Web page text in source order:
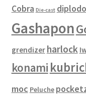
Cobra Die-cast diplodo
Gashapon
grendizer harlock
konami
moc Peluche